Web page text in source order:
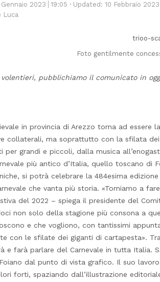
2023 19:05 Updated: 10 Febbraio 2023
Luca
Foto gentilmente
volentieri, pubblichiamo il comunicato in
in provincia di Arezzo torna ad essere
collaterali, ma soprattutto con la sfilata
per grandi e piccoli, dalla musica
più antico d’Italia, quello toscano di
si potrà celebrare la 484esima
che vanta più storia. «Torniamo a
del 2022 – spiega il presidente del
non solo della stagione più consona a
e che vogliono, con tantissimi
con le sfilate dei giganti di cartapesta».
e farà parlare del Carnevale in tutta Italia.
dal punto di vista grafico. Il suo
forti, spaziando dall’illustrazione